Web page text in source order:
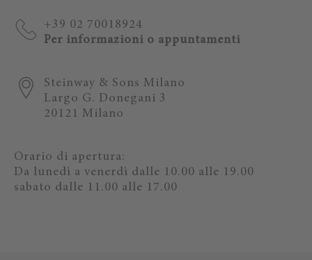
+39 02 70018924
Per informazioni o appuntamenti
Steinway & Sons Milano
Largo G. Donegani 3
20121 Milano
Orario di apertura:
Da lunedì a venerdì dalle 10.00 alle 19.00
sabato dalle 11.00 alle 17.00